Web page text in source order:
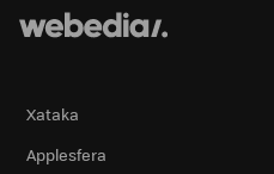
Xataka
Applesfera